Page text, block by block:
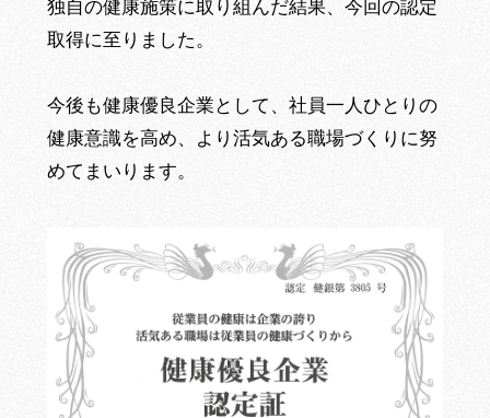
独自の健康施策に取り組んだ結果、今回の認定
取得に至りました。
今後も健康優良企業として、社員一人ひとりの
健康意識を高め、より活気ある職場づくりに努
めてまいります。